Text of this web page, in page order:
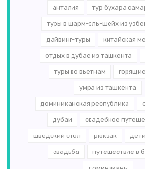
анталия тур бухара
туры в шарм-эль-шейх из
дайвинг-туры китайская
отдых в дубае из ташкента
туры во вьетнам
умра из ташкента
доминиканская республика
дубай свадебное
шведский стол рюкзак дети
свадьба путешествие в